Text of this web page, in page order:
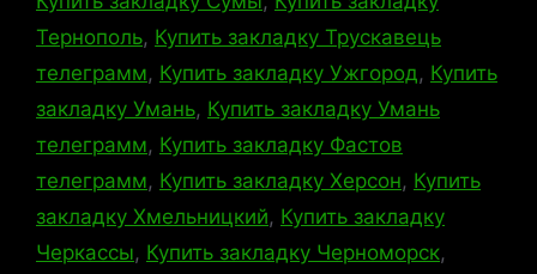
Тернополь, Купить закладку Трускавець
телеграмм, Купить закладку Ужгород, Купить
закладку Умань, Купить закладку Умань
телеграмм, Купить закладку Фастов
телеграмм, Купить закладку Херсон, Купить
закладку Хмельницкий, Купить закладку
Черкассы, Купить закладку Черноморск,